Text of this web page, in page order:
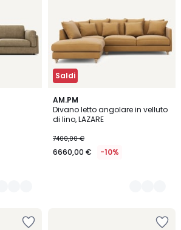
Saldi
AM.PM
Divano letto angolare in velluto
di lino, LAZARE
7400,00 €
6660,00 € -10%
5
Colori